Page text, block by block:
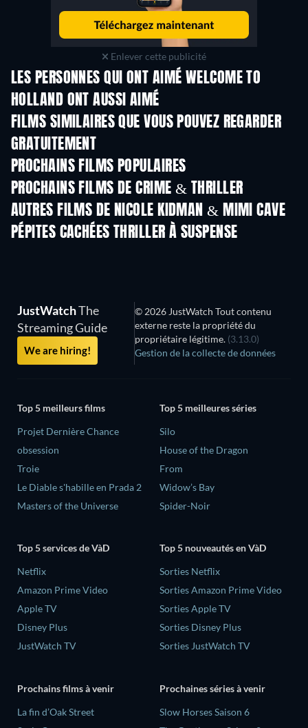
Enlever cette publicité
LES PERSONNES QUI ONT AIMÉ WELCOME TO
HOLLAND ONT AUSSI AIMÉ
FILMS SIMILAIRES QUE VOUS POUVEZ REGARDER
GRATUITEMENT
PROCHAINS FILMS POPULAIRES
PROCHAINS FILMS DE CRIME & THRILLER
AUTRES FILMS DE NICOLE KIDMAN & MIMI CAVE
PÉPITES CACHÉES THRILLER À SUSPENSE
JustWatchThe
Streaming Guide
We are hiring!
© 2026 JustWatch Tout contenu
externe reste la propriété du
propriétaire légitime. (3.13.0)
Gestion de la collecte de données
Top 5 meilleurs films
Projet Dernière Chance
obsession
Troie
Le Diable s'habille en Prada 2
Masters of the Universe
Top 5 meilleures séries
Silo
House of the Dragon
From
Widow’s Bay
Spider-Noir
Top 5 services de VàD
Netflix
Amazon Prime Video
Apple TV
Disney Plus
JustWatch TV
Top 5 nouveautés en VàD
Sorties Netflix
Sorties Amazon Prime Video
Sorties Apple TV
Sorties Disney Plus
Sorties JustWatch TV
Prochains films à venir
La fin d’Oak Street
Prochaines séries à venir
Slow Horses Saison 6